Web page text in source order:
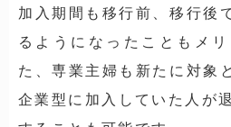
加入期間も移行前、移行後
るようになったこともメ
た、専業主婦も新たに対象
企業型に加入していた人が